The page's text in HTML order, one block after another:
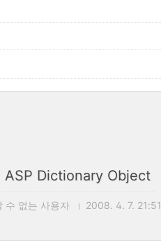
ASP Dictionary Object
수 없는 사용자 2008. 4. 7. 21:51